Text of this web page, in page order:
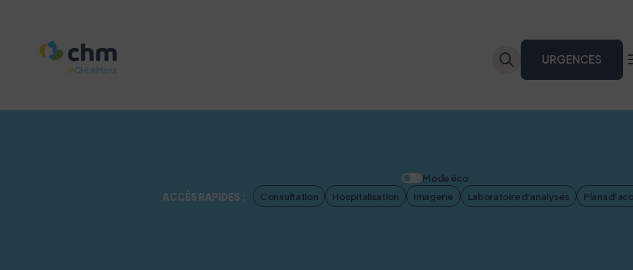
URGENCES
Mode éco
ACCÈS RAPIDES :
Consultation Hospitalisation Imagerie Laboratoire d'analyses Plans